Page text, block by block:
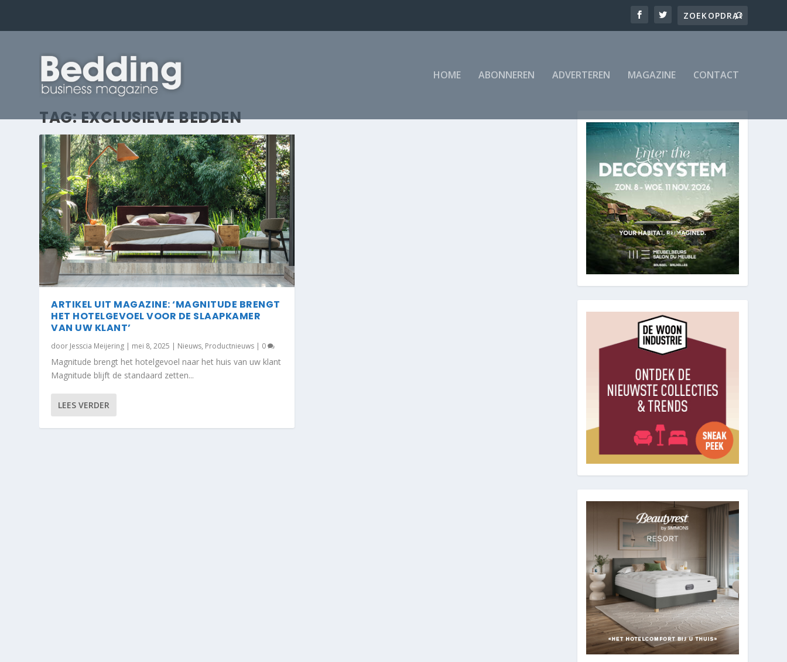
HOME ABONNEREN ADVERTEREN MAGAZINE CONTACT
TAG:EXCLUSIEVE BEDDEN
ARTIKEL UIT MAGAZINE: ‘MAGNITUDE BRENGT
HET HOTELGEVOEL VOOR DE SLAAPKAMER
VAN UW KLANT’
door Jesscia Meijering | mei 8, 2025 | Nieuws, Productnieuws | 0
Magnitude brengt het hotelgevoel naar het huis van uw klant
Magnitude blijft de standaard zetten...
LEES VERDER